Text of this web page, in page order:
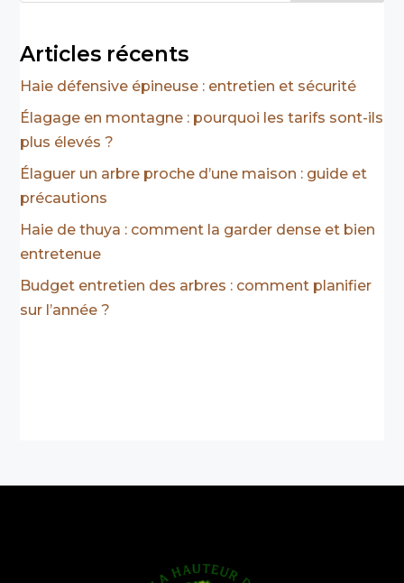
Articles récents
Haie défensive épineuse : entretien et sécurité
Élagage en montagne : pourquoi les tarifs sont-ils
plus élevés ?
Élaguer un arbre proche d’une maison : guide et
précautions
Haie de thuya : comment la garder dense et bien
entretenue
Budget entretien des arbres : comment planifier
sur l’année ?